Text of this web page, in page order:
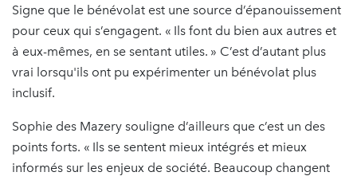
Signe que le bénévolat est une source d’épanouissement
pour ceux qui s’engagent. « Ils font du bien aux autres et
à eux-mêmes, en se sentant utiles. » C’est d’autant plus
vrai lorsqu'ils ont pu expérimenter un bénévolat plus
inclusif.
Sophie des Mazery souligne d’ailleurs que c’est un des
points forts. « Ils se sentent mieux intégrés et mieux
informés sur les enjeux de société. Beaucoup changent